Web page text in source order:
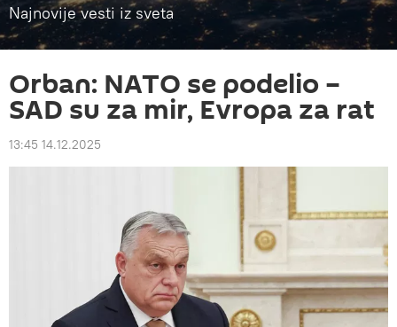
Najnovije vesti iz sveta
Orban: NATO se podelio –
SAD su za mir, Evropa za rat
13:45 14.12.2025